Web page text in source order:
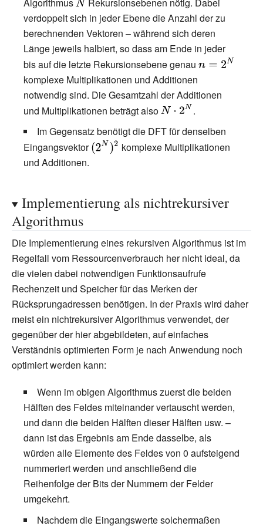
Algorithmus{\displaystyle
N}
Rekursionsebenen nötig. Dabei
verdoppelt sich in jeder Ebene die Anzahl der zu
berechnenden Vektoren – während sich deren
Länge jeweils halbiert, so dass am Ende in jeder
bis auf die letzte Rekursionsebene genau {\displaystyle
komplexe Multiplikationen und Additionen
notwendig sind. Die Gesamtzahl der Additionen
und Multiplikationen beträgt also{\displaystyle
N\cdot
2^{N}}
.
Im Gegensatz benötigt die DFT für denselben
Eingangsvektor{\displaystylekomplexe Multiplikationen
und Additionen.
Implementierung als nichtrekursiver
Algorithmus
Die Implementierung eines rekursiven Algorithmus ist im
Regelfall vom Ressourcenverbrauch her nicht ideal, da
die vielen dabei notwendigen Funktionsaufrufe
Rechenzeit und Speicher für das Merken der
Rücksprungadressen benötigen. In der Praxis wird daher
meist ein nichtrekursiver Algorithmus verwendet, der
gegenüber der hier abgebildeten, auf einfaches
Verständnis optimierten Form je nach Anwendung noch
optimiert werden kann:
Wenn im obigen Algorithmus zuerst die beiden
Hälften des Feldes miteinander vertauscht werden,
und dann die beiden Hälften dieser Hälften usw. –
dann ist das Ergebnis am Ende dasselbe, als
würden alle Elemente des Feldes von 0 aufsteigend
nummeriert werden und anschließend die
Reihenfolge der Bits der Nummern der Felder
umgekehrt.
Nachdem die Eingangswerte solchermaßen